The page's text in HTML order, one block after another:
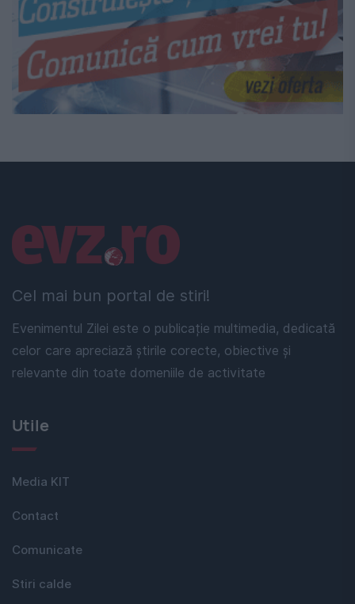
Cel mai bun portal de stiri!
Evenimentul Zilei este o publicație multimedia, dedicată
celor care apreciază știrile corecte, obiective și
relevante din toate domeniile de activitate
Linkuri utile
Utile
Media KIT
Contact
Comunicate
Stiri calde